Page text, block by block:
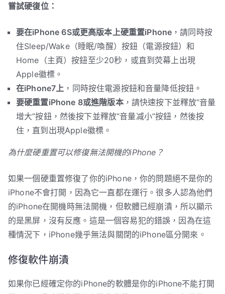
嘗試硬復位：
要在iPhone 6S或更高版本上硬重置iPhone ，請同時按
住Sleep/Wake（睡眠/喚醒）按鈕（電源按鈕）和
Home（主頁）按鈕至少20秒，或直到荧幕上出現
Apple徽標。
在iPhone7上 ，同時按住電源按鈕和音量降低按鈕。
要硬重置iPhone 8或進階版本，請快速按下並釋放“音量
增大”按鈕，然後按下並釋放“音量减小”按鈕，然後按
住，直到出現Apple徽標。
為什麼硬重置可以修復無法開機的iPhone？
如果一個硬重置修復了你的iPhone，你的問題絕不是你的
iPhone不會打開，因為它一直都在運行。很多人認為他們
的iPhone在開機時無法開機，但軟體已經崩潰，所以顯示
的是黑屏，沒有反應。這是一個容易犯的錯誤，因為在這
種情況下，iPhone幾乎無法與關閉的iPhone區分開來。
修復軟件崩潰
如果你已經確定你的iPhone的軟體是你的iPhone不能打開